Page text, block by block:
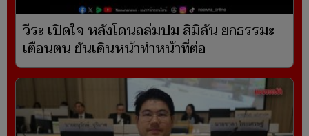
วีระ เปิดใจ หลังโดนถล่มปม สิมิลัน ยกธรรมะ
เตือนตน ยันเดินหน้าทำหน้าที่ต่อ